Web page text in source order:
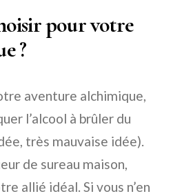
pour votre
?
aventure alchimique,
l’alcool à brûler du
très mauvaise idée).
de sureau maison,
allié idéal. Si vous n’en